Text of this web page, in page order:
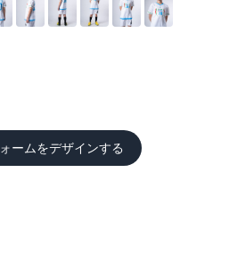
ームをデザインする